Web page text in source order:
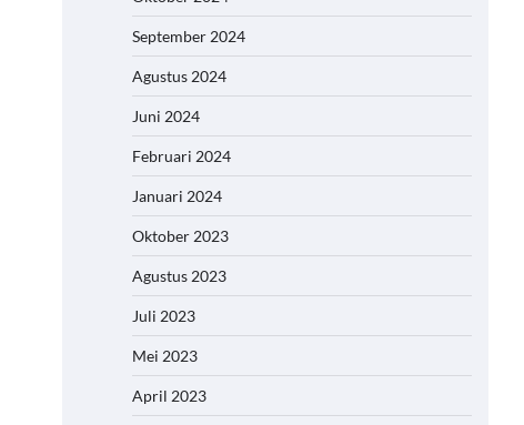
September 2024
Agustus 2024
Juni 2024
Februari 2024
Januari 2024
Oktober 2023
Agustus 2023
Juli 2023
Mei 2023
April 2023